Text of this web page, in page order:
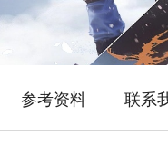
参考资料 联系